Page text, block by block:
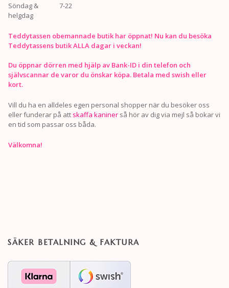
Söndag &
helgdag
7-22
Teddytassen obemannade butik har öppnat! Nu kan du besöka
Teddytassens butik ALLA dagar i veckan!
Du öppnar dörren med hjälp av Bank-ID i din telefon och
självscannar de varor du önskar köpa. Betala med swish eller
kort.
Vill du ha en alldeles egen personal shopper när du besöker oss
eller funderar på att skaffa kaniner så hör av dig via mejl så bokar vi
en tid som passar oss båda.
Välkomna!
SÄKER BETALNING & FAKTURA